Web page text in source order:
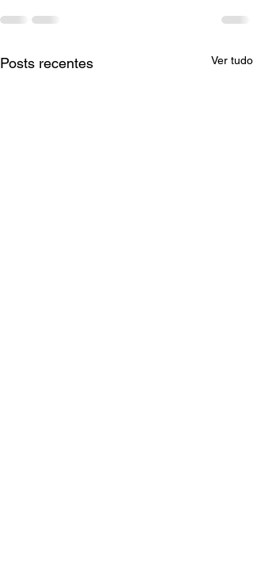
Posts recentes Ver tudo